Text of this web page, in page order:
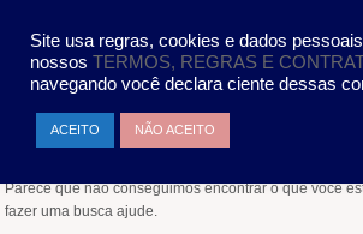
conteúdo
Nada encontrado
Parece que não conseguimos encontrar o que você
fazer uma busca ajude.
Site usa regras, cookies e dados
nossos TERMOS, REGRAS E
navegando você declara ciente dessas
ACEITO NÃO ACEITO